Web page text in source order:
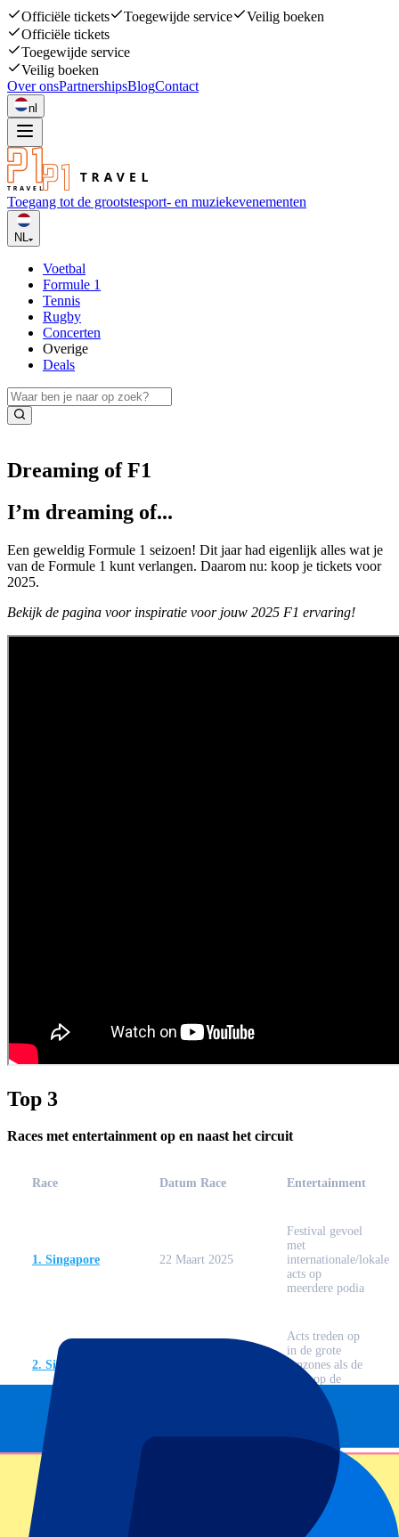
Officiële tickets Toegewijde service
Veilig boeken
Officiële tickets
Toegewijde service
Veilig boeken
Over onsPartnershipsBlogContact
nl
Toegang tot de grootstesport- en muziekevenementen
NL
Voetbal
Formule 1
Tennis
Rugby
Concerten
Overige
Deals
Dreaming of F1
I’m dreaming of...
Een geweldig Formule 1 seizoen! Dit jaar had eigenlijk alles wat je
van de Formule 1 kunt verlangen. Daarom nu: koop je tickets voor
2025.
Bekijk de pagina voor inspiratie voor jouw 2025 F1 ervaring!
Top 3
Races met entertainment op en naast het circuit
Race Datum Race Entertainment
1. Singapore 22 Maart 2025
Festival gevoel
met
internationale/lokale
acts op
meerdere podia
2. Silverstone
Acts treden op
in de grote
fanzones als de
actie op de
baan voorbij is
3. België
Regelmatig
optredens van
wereldberoemde
DJ’s en lokale
bands langs de